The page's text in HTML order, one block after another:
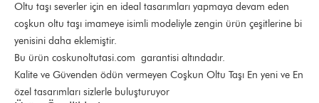
Oltu taşı severler için en ideal tasarımları yapmaya devam eden
coşkun oltu taşı imameye isimli modeliyle zengin ürün çeşitlerine bi
yenisini daha eklemiştir.
Bu ürün coskunoltutasi.com garantisi altındadır.
Kalite ve Güvenden ödün vermeyen Coşkun Oltu Taşı En yeni ve En
özel tasarımları sizlerle buluşturuyor